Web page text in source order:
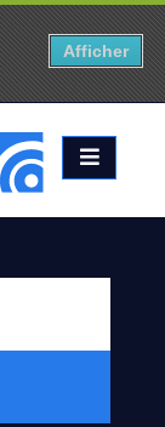
Afficher